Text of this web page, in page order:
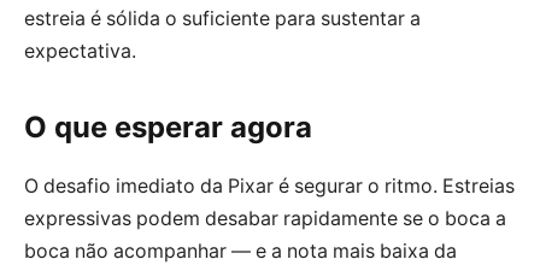
estreia é sólida o suficiente para sustentar a
expectativa.
O que esperar agora
O desafio imediato da Pixar é segurar o ritmo. Estreias
expressivas podem desabar rapidamente se o boca a
boca não acompanhar — e a nota mais baixa da